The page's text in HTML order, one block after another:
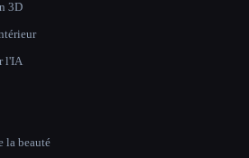
3D
l'IA
la beauté